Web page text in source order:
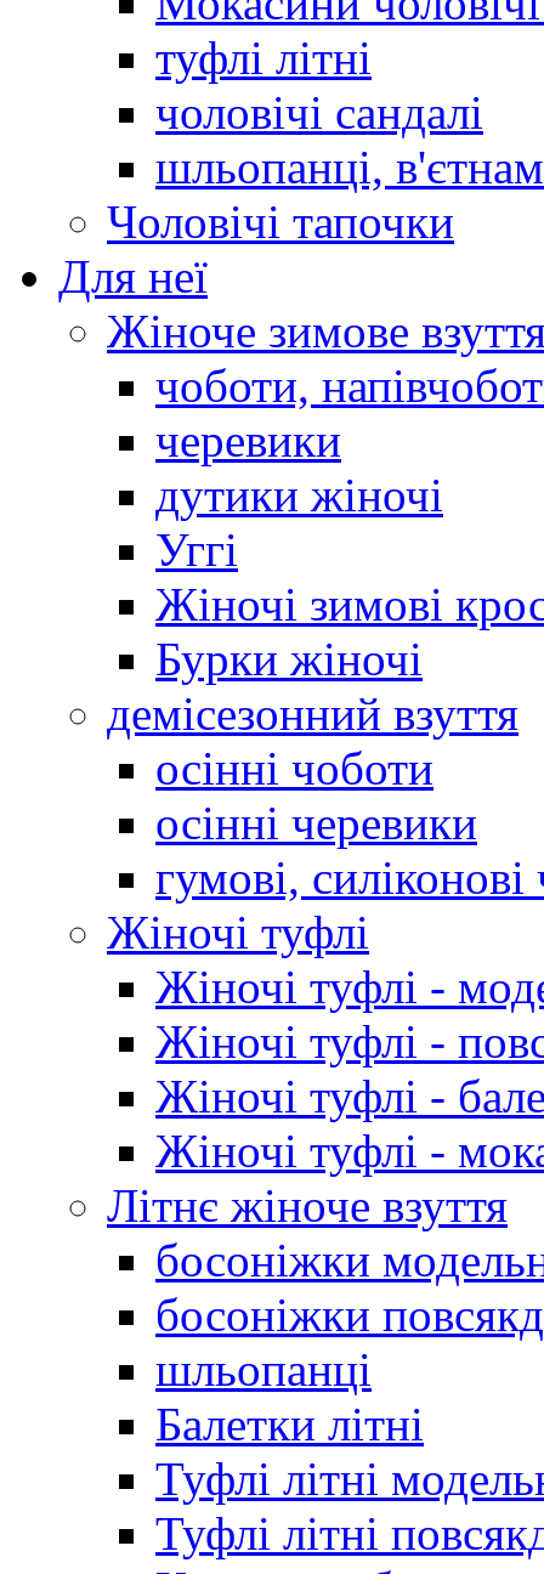
туфлі літні
чоловічі сандалі
шльопанці,
Чоловічі тапочки
Для неї
Жіноче зимове
чоботи,
черевики
дутики жіночі
Уггі
Жіночі зимові
Бурки жіночі
демісезонний взуття
осінні чоботи
осінні черевики
гумові,
Жіночі туфлі
Жіночі туфлі -
Жіночі туфлі -
Жіночі туфлі -
Жіночі туфлі -
Літнє жіноче взуття
босоніжки
босоніжки
шльопанці
Балетки літні
Туфлі літні
Туфлі літні